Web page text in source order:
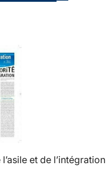
et de l’intégration